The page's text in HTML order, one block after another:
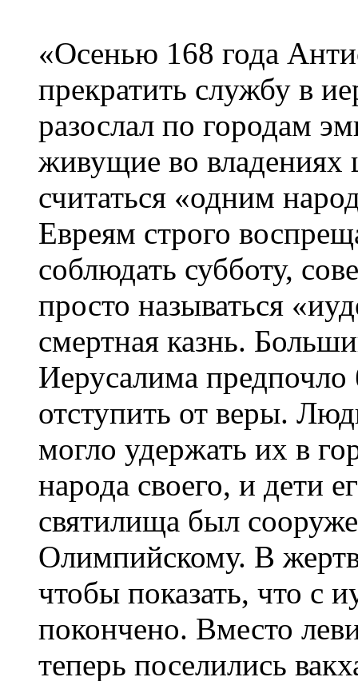
«Осенью 168 года
прекратить службу в
разослал по городам
живущие во
считаться «одним
Евреям строго
соблюдать субботу,
просто называться
смертная казнь.
Иерусалима
отступить от веры.
могло удержать их в
народа своего, и дети
святилища был
Олимпийскому. В
чтобы показать, что с
покончено. Вместо
теперь поселились